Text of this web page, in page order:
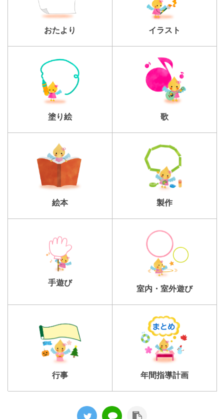
おたより イラスト
塗り絵 歌
絵本 製作
手遊び
室内・室外遊び
行事 年間指導計画